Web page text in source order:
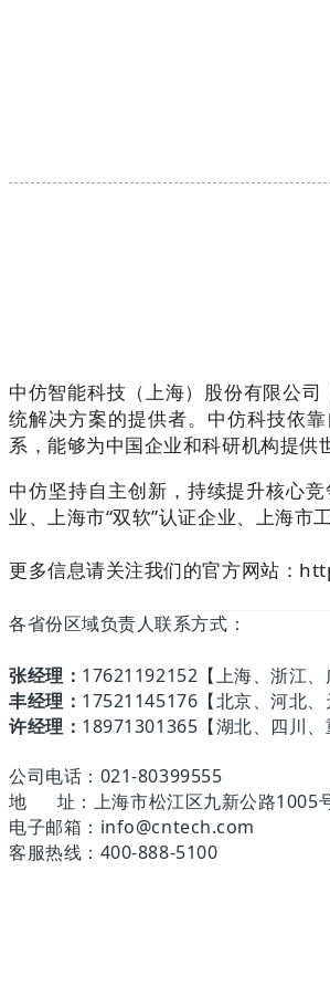
中仿智能科技（上海）股份有限公司
统解决方案的提供者。 中仿科技依
系，能够为中国企业和科研机构提供
中仿坚持自主创新，持续提升核心
业、上海市“双软”认证企业、上海市
更多信息请关注我们的官方网站：
各省份区域负责人联系方式：
张经理： 17621192152【上海、浙江、
丰经理： 17521145176【北京、河北、
许经理： 18971301365【湖北、四川、
公司电话：021-80399555
地 址：上海市松江区九新公路1005
电子邮箱：info@cntech.com
客服热线：400-888-5100